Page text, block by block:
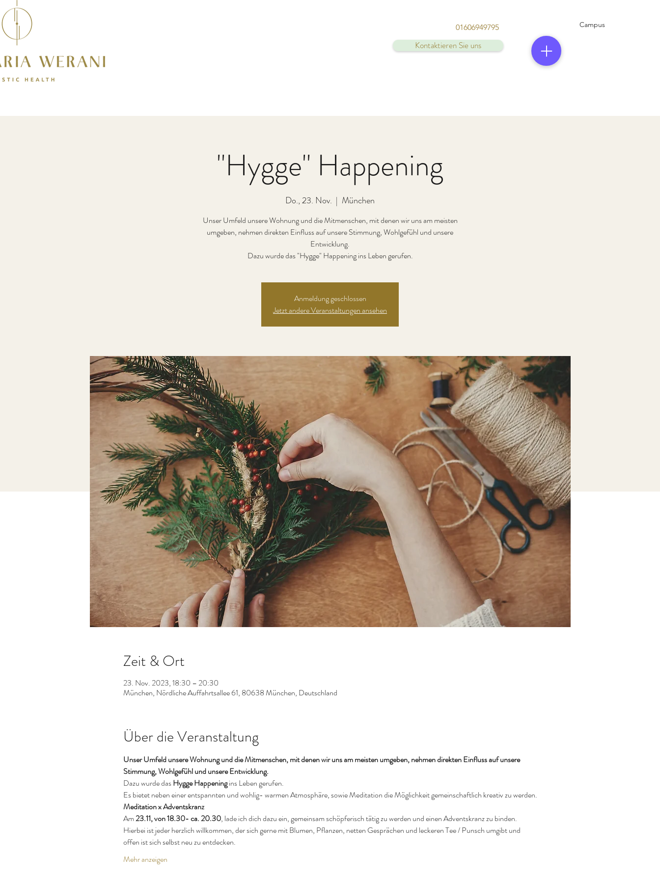
Campus
01606949795
Kontaktieren Sie uns
"Hygge" Happening
Do., 23. Nov.
  |
München
Unser Umfeld unsere Wohnung und die Mitmenschen, mit denen wir uns am meisten
umgeben, nehmen direkten Einfluss auf unsere Stimmung, Wohlgefühl und unsere
Entwicklung.
Dazu wurde das "Hygge" Happening ins Leben gerufen.
Anmeldung geschlossen
Jetzt andere Veranstaltungen ansehen
Zeit & Ort
23. Nov. 2023, 18:30 – 20:30
München, Nördliche Auffahrtsallee 61, 80638 München, Deutschland
Über die Veranstaltung
Unser Umfeld unsere Wohnung und die Mitmenschen, mit denen wir uns am meisten umgeben, nehmen direkten Einfluss auf unsere
Stimmung, Wohlgefühl und unsere Entwicklung.
Dazu wurde das Hygge Happening ins Leben gerufen.
Es bietet neben einer entspannten und wohlig- warmen Atmosphäre, sowie Meditation die Möglichkeit gemeinschaftlich kreativ zu werden.
Meditation x Adventskranz
Am 23.11, von 18.30- ca. 20.30, lade ich dich dazu ein, gemeinsam schöpferisch tätig zu werden und einen Adventskranz zu binden.
Hierbei ist jeder herzlich willkommen, der sich gerne mit Blumen, Pflanzen, netten Gesprächen und leckeren Tee / Punsch umgibt und
offen ist sich selbst neu zu entdecken.
Mehr anzeigen